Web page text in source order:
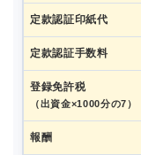
定款認証印紙代
定款認証手数料
登録免許税
（出資金×1000分の7）
報酬